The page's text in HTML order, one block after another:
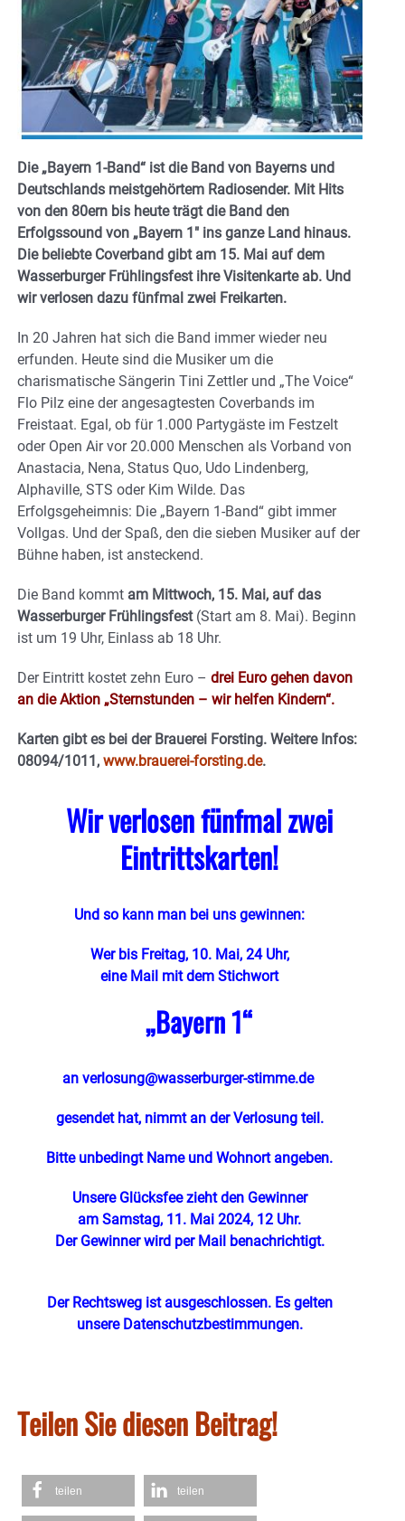
Die „Bayern 1-Band“ ist die Band von Bayerns und
Deutschlands meistgehörtem Radiosender. Mit Hits
von den 80ern bis heute trägt die Band den
Erfolgssound von „Bayern 1″ ins ganze Land hinaus.
Die beliebte Coverband gibt am 15. Mai auf dem
Wasserburger Frühlingsfest ihre Visitenkarte ab. Und
wir verlosen dazu fünfmal zwei Freikarten.
In 20 Jahren hat sich die Band immer wieder neu
erfunden. Heute sind die Musiker um die
charismatische Sängerin Tini Zettler und „The Voice“
Flo Pilz eine der angesagtesten Coverbands im
Freistaat. Egal, ob für 1.000 Partygäste im Festzelt
oder Open Air vor 20.000 Menschen als Vorband von
Anastacia, Nena, Status Quo, Udo Lindenberg,
Alphaville, STS oder Kim Wilde. Das
Erfolgsgeheimnis: Die „Bayern 1-Band“ gibt immer
Vollgas. Und der Spaß, den die sieben Musiker auf der
Bühne haben, ist ansteckend.
Die Band kommt am Mittwoch, 15. Mai, auf das
Wasserburger Frühlingsfest(Start am 8. Mai). Beginn
ist um 19 Uhr, Einlass ab 18 Uhr.
Der Eintritt kostet zehn Euro – drei Euro gehen davon
an die Aktion „Sternstunden – wir helfen Kindern“.
Karten gibt es bei der Brauerei Forsting. Weitere Infos:
08094/1011, www.brauerei-forsting.de.
Wir verlosen fünfmal zwei
Eintrittskarten!
Und so kann man bei uns gewinnen:
Wer bis Freitag, 10. Mai, 24 Uhr,
eine Mail mit dem Stichwort
„Bayern 1“
an verlosung@wasserburger-stimme.de
gesendet hat, nimmt an der Verlosung teil.
Bitte unbedingt Name und Wohnort angeben.
Unsere Glücksfee zieht den Gewinner
am Samstag, 11. Mai 2024, 12 Uhr.
Der Gewinner wird per Mail benachrichtigt.
Der Rechtsweg ist ausgeschlossen. Es gelten
unsere Datenschutzbestimmungen.
Teilen Sie diesen Beitrag!
teilen teilen